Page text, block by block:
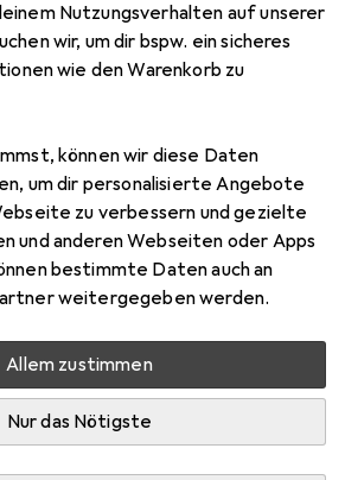
Nutzungsverhalten auf unserer
wir, um dir bspw. ein sicheres
wie den Warenkorb zu
können wir diese Daten
um dir personalisierte Angebote
zu verbessern und gezielte
und anderen Webseiten oder Apps
bestimmte Daten auch an
weitergegeben werden.
Allem zustimmen
Nur das Nötigste
und Fr, 21.8. geliefert
an Lager beim Lieferanten